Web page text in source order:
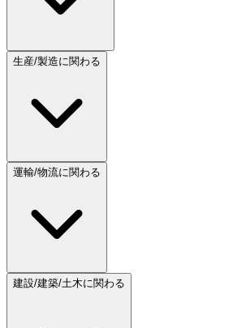
生産/製造に関わる
運輸/物流に関わる
建設/建築/土木に関わる